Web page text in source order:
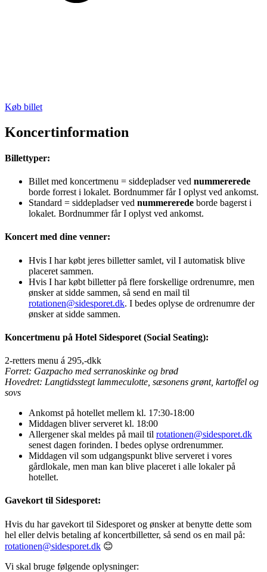
Køb billet
Koncertinformation
Billettyper:
Billet med koncertmenu = siddepladser ved nummererede
borde forrest i lokalet. Bordnummer får I oplyst ved ankomst.
Standard = siddepladser ved nummererede borde bagerst i
lokalet. Bordnummer får I oplyst ved ankomst.
Koncert med dine venner:
Hvis I har købt jeres billetter samlet, vil I automatisk blive
placeret sammen.
Hvis I har købt billetter på flere forskellige ordrenumre, men
ønsker at sidde sammen, så send en mail til
rotationen@sidesporet.dk. I bedes oplyse de ordrenumre der
ønsker at sidde sammen.
Koncertmenu på Hotel Sidesporet (Social Seating):
2-retters menu á 295,-dkk
Forret: Gazpacho med serranoskinke og brød
Hovedret: Langtidsstegt lammeculotte, sæsonens grønt, kartoffel og
sovs
Ankomst på hotellet mellem kl. 17:30-18:00
Middagen bliver serveret kl. 18:00
Allergener skal meldes på mail til rotationen@sidesporet.dk
senest dagen forinden. I bedes oplyse ordrenummer.
Middagen vil som udgangspunkt blive serveret i vores
gårdlokale, men man kan blive placeret i alle lokaler på
hotellet.
Gavekort til Sidesporet:
Hvis du har gavekort til Sidesporet og ønsker at benytte dette som
hel eller delvis betaling af koncertbilletter, så send os en mail på:
rotationen@sidesporet.dk 😊
Vi skal bruge følgende oplysninger: